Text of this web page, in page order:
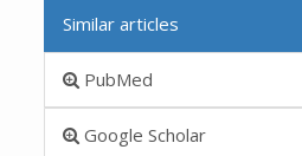
Similar articles
PubMed
Google Scholar